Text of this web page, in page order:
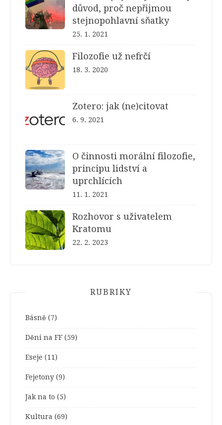
důvod, proč nepřijmou
stejnopohlavní sňatky
25. 1. 2021
Filozofie už nefrčí
18. 3. 2020
Zotero: jak (ne)citovat
6. 9. 2021
O činnosti morální filozofie,
principu lidství a
uprchlících
11. 1. 2021
Rozhovor s uživatelem
Kratomu
22. 2. 2023
RUBRIKY
Básně (7)
Dění na FF (59)
Eseje (11)
Fejetony (9)
Jak na to (5)
Kultura (69)